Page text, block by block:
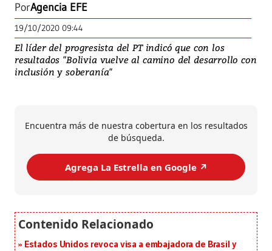
PorAgencia EFE
19/10/2020 09:44
El líder del progresista del PT indicó que con los
resultados "Bolivia vuelve al camino del desarrollo con
inclusión y soberanía"
Encuentra más de nuestra cobertura en los resultados
de búsqueda.
Agrega La Estrella en Google ↗️
Estados Unidos revoca visa a embajadora de Brasil y